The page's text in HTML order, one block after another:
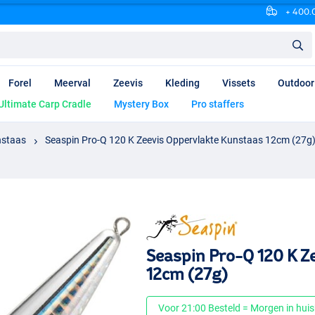
+
Forel Meerval Zeevis Kleding Vissets Outdoor
Carp Cradle
Mystery Box Pro staffers
Seaspin Pro-Q 120 K Zeevis Oppervlakte Kunstaas 12cm (27g)
Seaspin Pro-Q 120 K
12cm (27g)
Voor 21:00 Besteld = Morgen in